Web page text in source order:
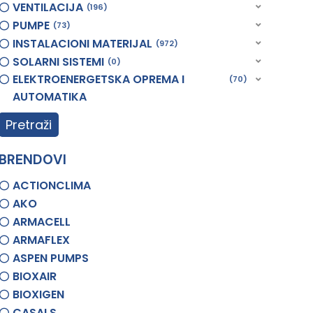
VENTILACIJA 196
PUMPE 73
INSTALACIONI MATERIJAL 972
SOLARNI SISTEMI 0
ELEKTROENERGETSKA OPREMA I
AUTOMATIKA
70
Pretraži
ACTIONCLIMA
AKO
ARMACELL
ARMAFLEX
ASPEN PUMPS
BIOXAIR
BIOXIGEN